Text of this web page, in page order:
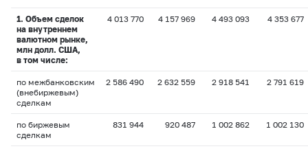
1. Объем сделок
на внутреннем
валютном рынке,
млн долл. США,
в том числе:
4 013 770 4 157 969 4 493 093 4 353 677
по межбанковским
(внебиржевым)
сделкам
2 586 490 2 632 559 2 918 541 2 791 619
по биржевым
сделкам
831 944 920 487 1 002 862 1 002 130